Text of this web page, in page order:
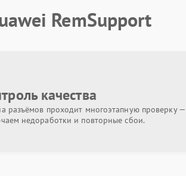
RemSupport
качества
разъёмов проходит многоэтапную проверку —
недоработки и повторные сбои.